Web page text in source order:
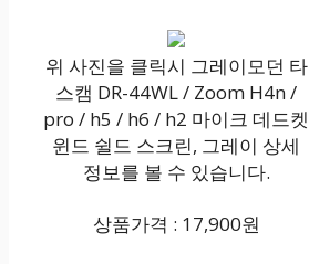
위 사진을 클릭시 그레이모던 타
스캠 DR-44WL / Zoom H4n /
pro / h5 / h6 / h2 마이크 데드켓
윈드 쉴드 스크린, 그레이 상세
정보를 볼 수 있습니다.
상품가격 : 17,900원